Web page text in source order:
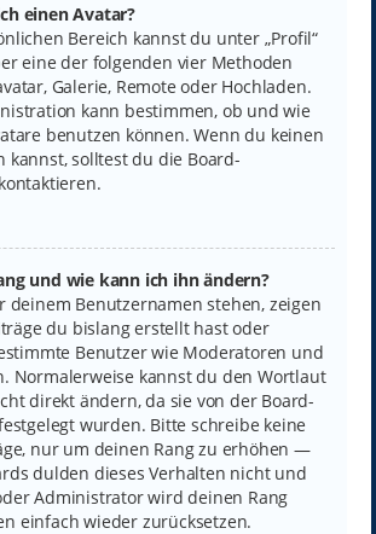
einen Avatar?
Bereich kannst du unter „Profil“
eine der folgenden vier Methoden
Galerie, Remote oder Hochladen.
kann bestimmen, ob und wie
benutzen können. Wenn du keinen
kannst, solltest du die Board-
und wie kann ich ihn ändern?
deinem Benutzernamen stehen, zeigen
du bislang erstellt hast oder
Benutzer wie Moderatoren und
Normalerweise kannst du den Wortlaut
direkt ändern, da sie von der Board-
wurden. Bitte schreibe keine
nur um deinen Rang zu erhöhen —
dulden dieses Verhalten nicht und
Administrator wird deinen Rang
einfach wieder zurücksetzen.